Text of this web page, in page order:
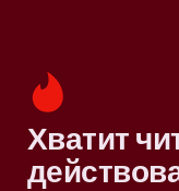
Хватит